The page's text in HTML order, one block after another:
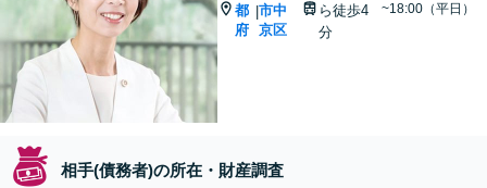
都
府
|市中
京区
ら徒歩4
分
~18:00（平日）
相手(債務者)の所在・財産調査